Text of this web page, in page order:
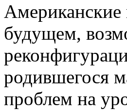
Американские
будущем,
родившегося
проблем на